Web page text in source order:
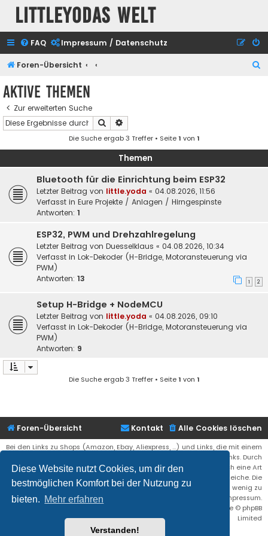
Diese Website nutzt Cookies, um dir den
bestmöglichen Komfort bei der Nutzung zu
bieten. Mehr erfahren
Verstanden!
Littleyodas Welt
FAQ Impressum / Datenschutz
Foren-Übersicht
Aktive Themen
Zur erweiterten Suche
Suche
Die Suche ergab 3 Treffer • Seite1 von 1
Themen
Bluetooth für die Einrichtung beim ESP32
Letzter Beitrag von little.yoda « 04.08.2026, 11:56
Verfasst in Eure Projekte / Anlagen / Hirngespinste
Antworten: 1
ESP32, PWM und Drehzahlregelung
Letzter Beitrag von Duesselklaus « 04.08.2026, 10:34
Verfasst in Lok-Dekoder (H-Bridge, Motoransteuerung via
PWM)
Antworten: 13 1 2
Setup H-Bridge + NodeMCU
Letzter Beitrag von little.yoda « 04.08.2026, 09:10
Verfasst in Lok-Dekoder (H-Bridge, Motoransteuerung via
PWM)
Antworten: 9
Die Suche ergab 3 Treffer • Seite1 von 1
Foren-Übersicht Alle Cookies löschen
Kontakt
Bei den Links zu Shops (Amazon, Ebay, Aliexpress, ...) und Links, die mit einem
Stern (*) markiert sind, kann es sich um sogenannte Affiliate Links. Durch
den Kauf eines Produktes über einen Affiliate Link erhälte ich eine Art
Umsatzbeteiligung gutgeschrieben. Für euch bleibt der Preis der gleiche. Die
Einnahmen helfen die Hostgebühren für diese Webseite ein wenig zu
reduzieren. Siehe auch das Impressum.
® Forum Software © phpBB
Limited